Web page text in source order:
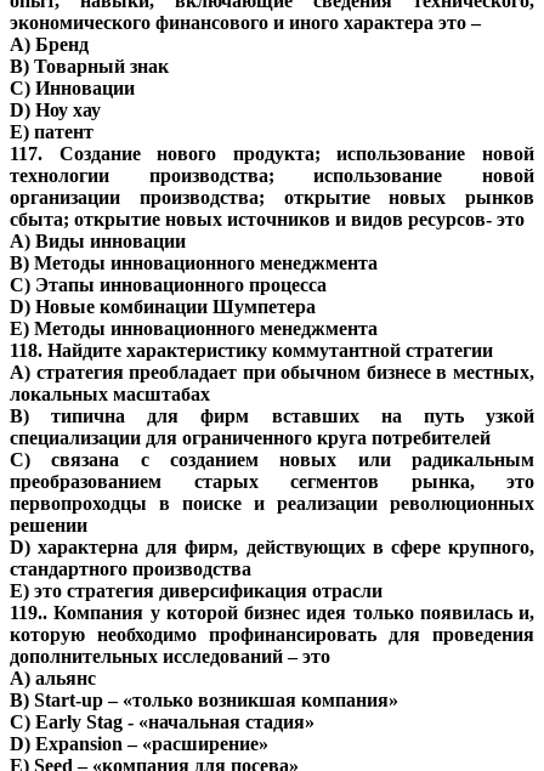
экономического финансового и иного характера это –
A) Бренд
B) Товарный знак
C) Инновации
D) Ноу хау
E) патент
117. Создание нового продукта; использование новой
технологии производства; использование новой
организации производства; открытие новых рынков
сбыта; открытие новых источников и видов ресурсов- это
A) Виды инновации
B) Методы инновационного менеджмента
C) Этапы инновационного процесса
D) Новые комбинации Шумпетера
E) Методы инновационного менеджмента
118. Найдите характеристику коммутантной стратегии
A) стратегия преобладает при обычном бизнесе в местных,
локальных масштабах
B) типична для фирм вставших на путь узкой
специализации для ограниченного круга потребителей
C) связана с созданием новых или радикальным
преобразованием старых сегментов рынка, это
первопроходцы в поиске и реализации революционных
решении
D) характерна для фирм, действующих в сфере крупного,
стандартного производства
E) это стратегия диверсификация отрасли
119.. Компания у которой бизнес идея только появилась и,
которую необходимо профинансировать для проведения
дополнительных исследований – это
A) альянс
B) Start-up – «только возникшая компания»
C) Early Stag - «начальная стадия»
D) Expansion – «расширение»
E) Seed – «компания для посева»